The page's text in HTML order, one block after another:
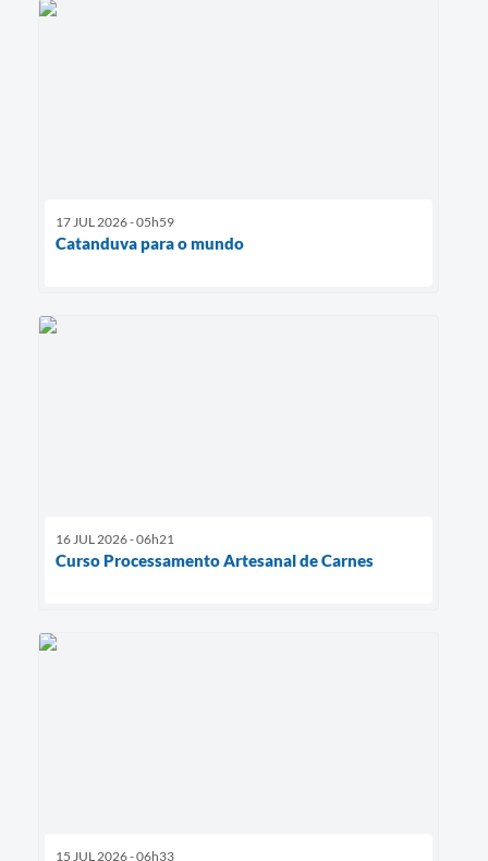
17 JUL 2026 - 05h59
Catanduva para o mundo
16 JUL 2026 - 06h21
Curso Processamento Artesanal de Carnes
15 JUL 2026 - 06h33